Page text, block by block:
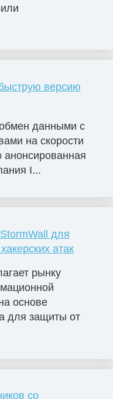
версию
данными с
на скорости
анонсированная
I...
для
атак
рынку
основе
для защиты от
со